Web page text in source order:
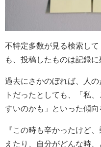
不特定多数が見る検索し
も、投稿したものは記録に
過去にさかのぼれば、人
トだったとしても、「私
すいのかも」といった傾向
『この時も辛かったけど
えたり、自分がどんな時